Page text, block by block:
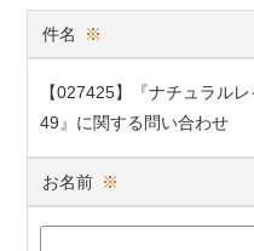
件名 ※
【027425】『ナチュラ
49』に関する問い合わせ
お名前 ※